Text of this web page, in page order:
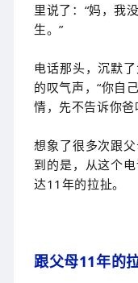
里说了：“妈，我
生。”
电话那头，沉默
的叹气声，“你自
情，先不告诉你爸
想象了很多次跟
到的是，从这个
达11年的拉扯。
跟父母11年的